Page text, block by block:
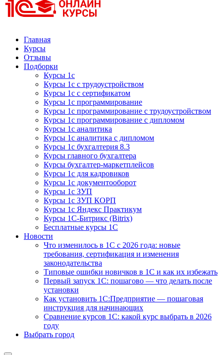
Курсы 1С
Курсы 1С официальная сертификация
Главная
Курсы
Отзывы
Подборки
Курсы 1с
Курсы 1с с трудоустройством
Курсы 1с с сертификатом
Курсы 1с программирование
Курсы 1с программирование с трудоустройством
Курсы 1с программирование с дипломом
Курсы 1с аналитика
Курсы 1с аналитика с дипломом
Курсы 1с бухгалтерия 8.3
Курсы главного бухгалтера
Курсы бухгалтер-маркетплейсов
Курсы 1с для кадровиков
Курсы 1с документооборот
Курсы 1с ЗУП
Курсы 1с ЗУП КОРП
Курсы 1с Яндекс Практикум
Курсы 1С-Битрикс (Bitrix)
Бесплатные курсы 1С
Новости
Что изменилось в 1С с 2026 года: новые
требования, сертификация и изменения
законодательства
Типовые ошибки новичков в 1С и как их избежать
Первый запуск 1С: пошагово — что делать после
установки
Как установить 1С:Предприятие — пошаговая
инструкция для начинающих
Сравнение курсов 1С: какой курс выбрать в 2026
году
Выбрать город